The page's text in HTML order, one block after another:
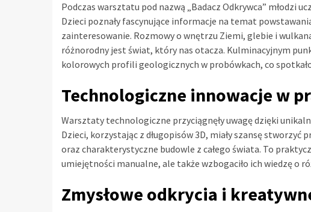
Podczas warsztatu pod nazwą „Badacz Odkrywca” młodzi
Dzieci poznały fascynujące informacje na temat
zainteresowanie. Rozmowy o wnętrzu Ziemi, glebie i
różnorodny jest świat, który nas otacza. Kulminacyjnym
kolorowych profili geologicznych w probówkach, co
Technologiczne innowacje w
Warsztaty technologiczne przyciągnęły uwagę dzięki
Dzieci, korzystając z długopisów 3D, miały szansę
oraz charakterystyczne budowle z całego świata. To
umiejętności manualne, ale także wzbogaciło ich wiedzę o
Zmysłowe odkrycia i